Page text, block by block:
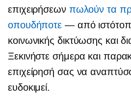
επιχειρήσεων πωλούν τα
οπουδήποτε — από
κοινωνικής δικτύωσης και
Ξεκινήστε σήμερα και
επιχείρησή σας να
ευδοκιμεί.